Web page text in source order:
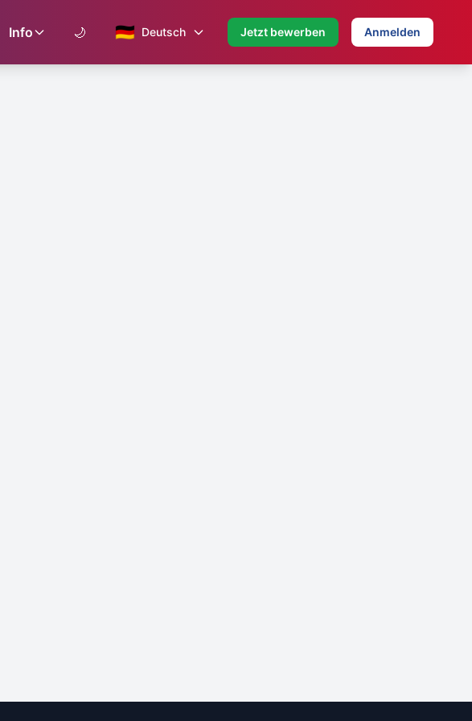
Info 🌙 🇩🇪 Deutsch Jetzt bewerben Anmelden